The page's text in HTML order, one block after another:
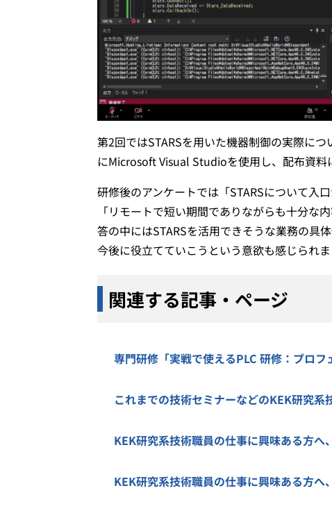
第2回ではSTARSを用いた機器制御の実際に
にMicrosoft Visual Studioを使用し、配布資料
研修後のアンケートでは「STARSについて入
「リモートで短い期間でありながらも十分な
答の中にはSTARSを活用できそうな業務の具
今後に役立てていこうという意欲も感じられま
関連する記事・ページ
専門研修「実戦で使えるPLC 研修：プロフ
これまでの技術セミナーなどのKEK研究系
KEK研究系技術職員の仕事に興味ある方へ
KEK研究系技術職員の仕事に興味ある方へ